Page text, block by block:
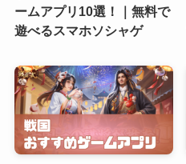
ームアプリ10選！｜無料で
遊べるスマホソシャゲ